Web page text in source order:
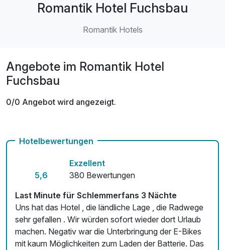
Romantik Hotel Fuchsbau
Romantik Hotels
Angebote im Romantik Hotel
Fuchsbau
0/0 Angebot wird angezeigt.
Hotelbewertungen
5,6
Exzellent
380 Bewertungen
Last Minute für Schlemmerfans 3 Nächte
Uns hat das Hotel , die ländliche Lage , die Radwege
sehr gefallen . Wir würden sofort wieder dort Urlaub
machen. Negativ war die Unterbringung der E-Bikes
mit kaum Möglichkeiten zum Laden der Batterie. Das